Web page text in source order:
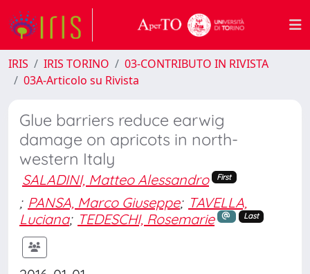
IRIS IRIS TORINO
03-CONTRIBUTO IN RIVISTA
03A-Articolo su Rivista
Glue barriers reduce earwig
damage on apricots in north-
western Italy
SALADINI, Matteo Alessandro First
; PANSA, Marco Giuseppe; TAVELLA,
Luciana; TEDESCHI, Rosemarie Last